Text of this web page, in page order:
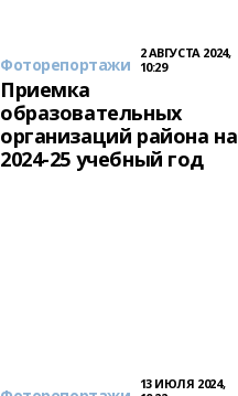
Фоторепортажи
2 АВГУСТА 2024,
10:29
Приемка
образовательных
организаций района на
2024-25 учебный год
13 ИЮЛЯ 2024,